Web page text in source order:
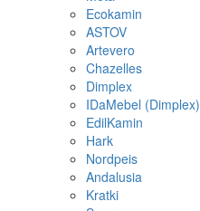
Ecokamin
ASTOV
Artevero
Chazelles
Dimplex
IDaMebel (Dimplex)
EdilKamin
Hark
Nordpeis
Andalusia
Kratki